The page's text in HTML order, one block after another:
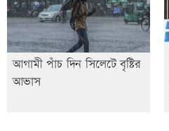
আগামী পাঁচ দিন সিলেটে বৃষ্টির
আভাস